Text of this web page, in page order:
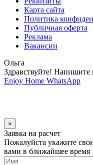
Карта сайта
Политика
Публичная оферта
Реклама
Вакансии
Ольга
Здравствуйте! Напишите
Enjoy Home WhatsApp
×
Заявка на расчет
Пожалуйста укажите
вами в ближайшее время